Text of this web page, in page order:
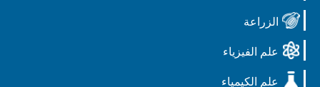
الزراعة
علم الفيزياء
علم الكيمياء